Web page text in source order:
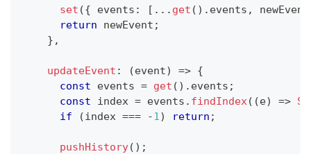
set ({ events : [ ... get ( ) . events , newEvent
return newEvent ;
} ,
updateEvent : (event) => {
const events = get ( ) . events ;
const index = events . findIndex( (e) =>
if
(index === -1) return ;
pushHistory( ) ;